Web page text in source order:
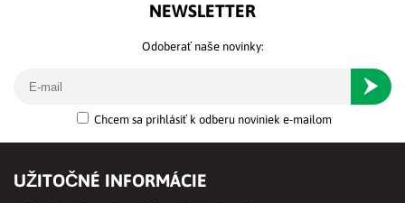
NEWSLETTER
Odoberať naše novinky:
Chcem sa prihlásiť k odberu noviniek e-mailom
UŽITOČNÉ INFORMÁCIE